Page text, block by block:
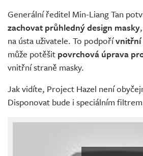
Generální ředitel Min-Liang Tan
zachovat průhledný design masky
na ústa uživatele. To podpořívnitřní
může potěšit povrchová úprava
vnitřní straně masky.
Jak vidíte, Project Hazel není
Disponovat bude i speciálním